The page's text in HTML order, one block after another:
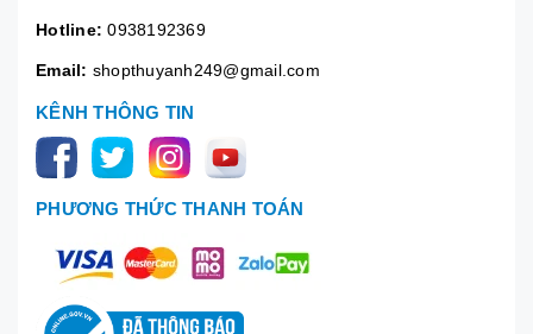
Hotline: 0938192369
Email: shopthuyanh249@gmail.com
KÊNH THÔNG TIN
PHƯƠNG THỨC THANH TOÁN